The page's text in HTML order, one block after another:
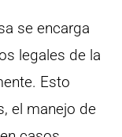
se encarga
legales de la
Esto
el manejo de